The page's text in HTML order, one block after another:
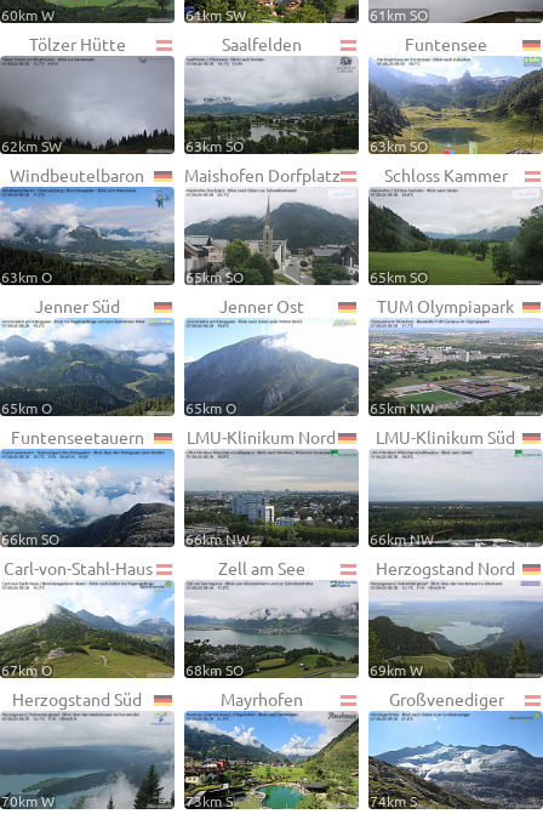
60km W 61km SW 61km SO
Tölzer Hütte
62km SW
Saalfelden
63km SO
Funtensee
63km SO
Windbeutelbaron
63km O
Maishofen Dorfplatz
65km SO
Schloss Kammer
65km SO
Jenner Süd
65km O
Jenner Ost
65km O
TUM Olympiapark
65km NW
Funtenseetauern
66km SO
LMU-Klinikum Nord
66km NW
LMU-Klinikum Süd
66km NW
Carl-von-Stahl-Haus
67km O
Zell am See
68km SO
Herzogstand Nord
69km W
Herzogstand Süd
70km W
Mayrhofen
73km S
Großvenediger
74km S